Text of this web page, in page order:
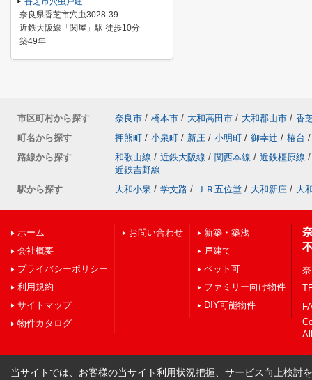
奈良県香芝市穴虫3028-39
近鉄大阪線「関屋」駅 徒歩10分
築49年
市区町村から探す 奈良市 / 橋本市 / 大和高田市 / 大和郡山市 / 香
町名から探す
押熊町 / 小泉町 / 新庄 / 小明町 / 御幸辻 / 椿台 /
路線から探す
和歌山線 / 近鉄大阪線 / 関西本線 / 近鉄橿原線 /
近鉄吉野線
駅から探す
大和小泉 / 学文路 / ＪＲ五位堂 / 大和新庄 / 大
ホーム
会社概要
プライバシーポリシー
利用規約
サイトマップ
物件カタログ
お問い合わせ
新築・築浅
戸建て
ペット可
ファミリー向け物件
DIY可能物件
当サイトでは、お客様の当サイト利用状況把握、サービス向上検討